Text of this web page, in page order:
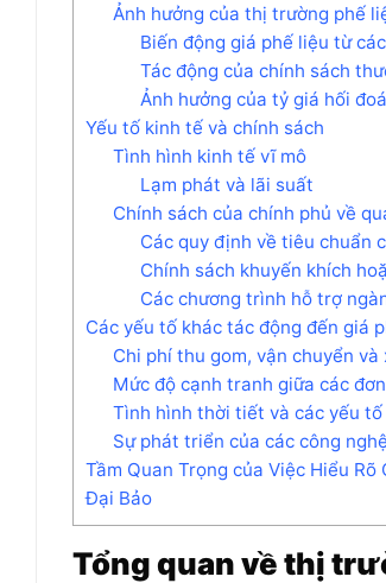
Ảnh hưởng của thị trường phế
Biến động giá phế liệu từ
Tác động của chính sách
Ảnh hưởng của tỷ giá hối
Yếu tố kinh tế và chính sách
Tình hình kinh tế vĩ mô
Lạm phát và lãi suất
Chính sách của chính phủ về
Các quy định về tiêu chuẩn
Chính sách khuyến khích
Các chương trình hỗ trợ
Các yếu tố khác tác động đến giá
Chi phí thu gom, vận chuyển và
Mức độ cạnh tranh giữa các
Tình hình thời tiết và các yếu tố
Sự phát triển của các công
Tầm Quan Trọng của Việc Hiểu
Đại Bảo
Tổng quan về thị